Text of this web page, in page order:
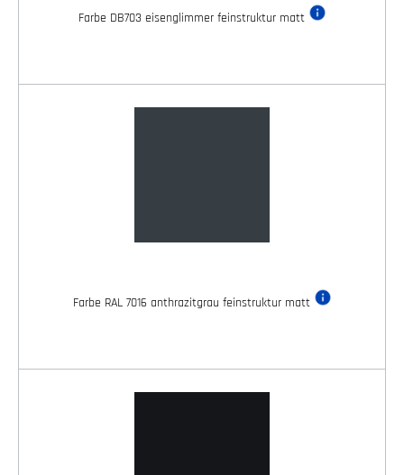
Farbe DB703 eisenglimmer feinstruktur matt
Farbe RAL 7016 anthrazitgrau feinstruktur matt